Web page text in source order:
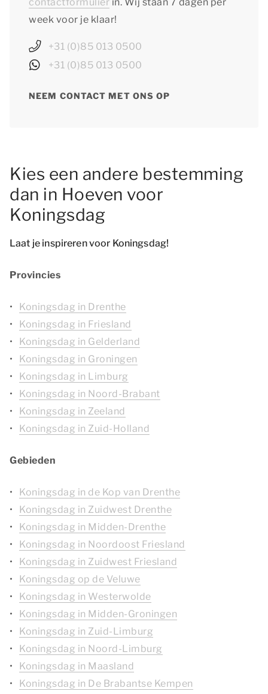
week voor je klaar!
+31 (0)85 013 0500
+31 (0)85 013 0500
NEEM CONTACT MET ONS OP
Kies een andere bestemming
dan in Hoeven voor
Koningsdag
Laat je inspireren voor Koningsdag!
Provincies
Koningsdag in Drenthe
Koningsdag in Friesland
Koningsdag in Gelderland
Koningsdag in Groningen
Koningsdag in Limburg
Koningsdag in Noord-Brabant
Koningsdag in Zeeland
Koningsdag in Zuid-Holland
Gebieden
Koningsdag in de Kop van Drenthe
Koningsdag in Zuidwest Drenthe
Koningsdag in Midden-Drenthe
Koningsdag in Noordoost Friesland
Koningsdag in Zuidwest Friesland
Koningsdag op de Veluwe
Koningsdag in Westerwolde
Koningsdag in Midden-Groningen
Koningsdag in Zuid-Limburg
Koningsdag in Noord-Limburg
Koningsdag in Maasland
Koningsdag in De Brabantse Kempen